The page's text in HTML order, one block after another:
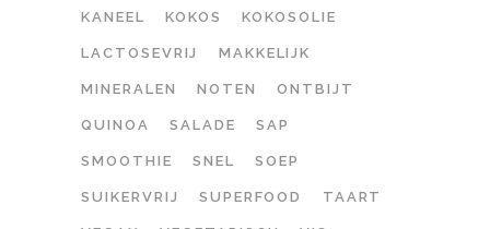
KANEEL KOKOS KOKOSOLIE
LACTOSEVRIJ MAKKELIJK
MINERALEN NOTEN ONTBIJT
QUINOA SALADE SAP
SMOOTHIE SNEL SOEP
SUIKERVRIJ SUPERFOOD TAART